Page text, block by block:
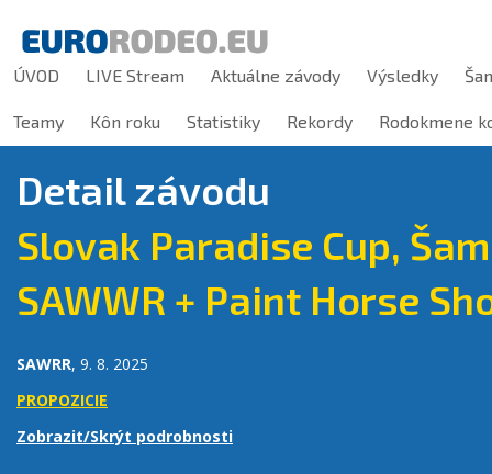
ÚVOD LIVE Stream Aktuálne závody Výsledky
Teamy Kôn roku Statistiky Rekordy Rodokmene
Detail závodu
Slovak Paradise Cup,
SAWWR + Paint Horse
SAWRR, 9. 8. 2025
PROPOZICIE
Zobrazit/Skrýt podrobnosti